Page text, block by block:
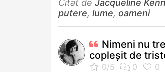
Citat de Jacqueline
putere, lume, oameni
Nimeni nu
copleşit de